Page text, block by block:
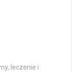
leczenie i